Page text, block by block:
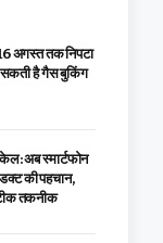
तक निपटा
सकती है गैस बुकिंग
अब स्मार्टफोन
की पहचान,
तकनीक